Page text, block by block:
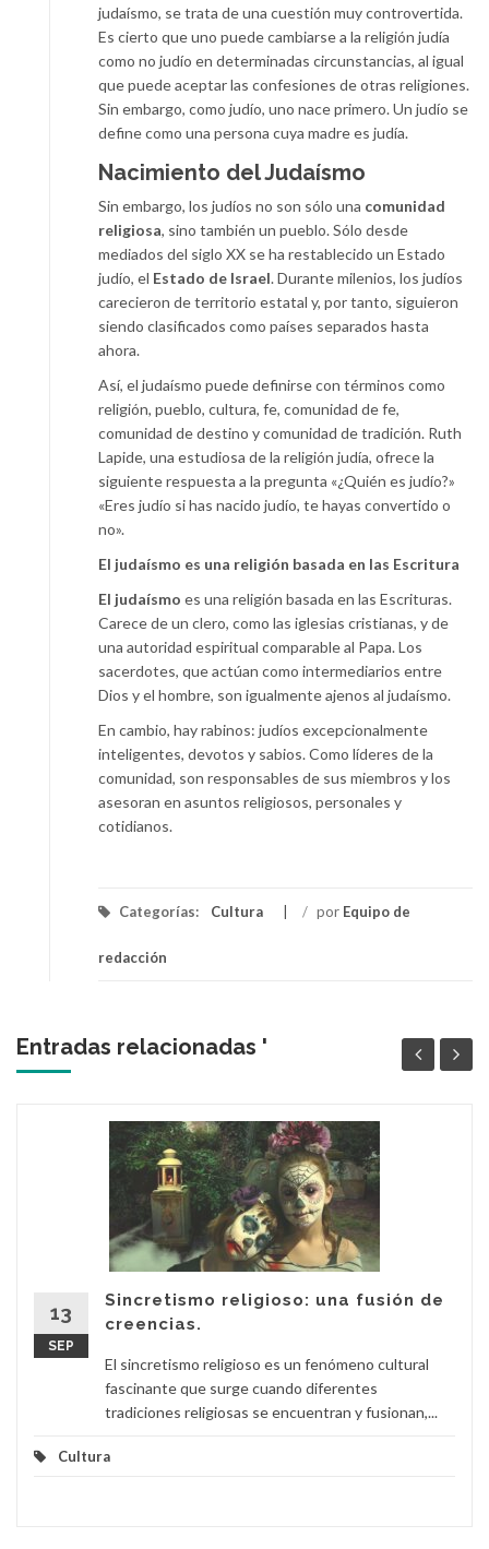
judaísmo, se trata de una cuestión muy controvertida.
Es cierto que uno puede cambiarse a la religión judía
como no judío en determinadas circunstancias, al igual
que puede aceptar las confesiones de otras religiones.
Sin embargo, como judío, uno nace primero. Un judío se
define como una persona cuya madre es judía.
Nacimiento del Judaísmo
Sin embargo, los judíos no son sólo una comunidad
religiosa, sino también un pueblo. Sólo desde
mediados del siglo XX se ha restablecido un Estado
judío, el Estado de Israel. Durante milenios, los judíos
carecieron de territorio estatal y, por tanto, siguieron
siendo clasificados como países separados hasta
ahora.
Así, el judaísmo puede definirse con términos como
religión, pueblo, cultura, fe, comunidad de fe,
comunidad de destino y comunidad de tradición. Ruth
Lapide, una estudiosa de la religión judía, ofrece la
siguiente respuesta a la pregunta «¿Quién es judío?»
«Eres judío si has nacido judío, te hayas convertido o
no».
El judaísmo es una religión basada en las Escritura
El judaísmo es una religión basada en las Escrituras.
Carece de un clero, como las iglesias cristianas, y de
una autoridad espiritual comparable al Papa. Los
sacerdotes, que actúan como intermediarios entre
Dios y el hombre, son igualmente ajenos al judaísmo.
En cambio, hay rabinos: judíos excepcionalmente
inteligentes, devotos y sabios. Como líderes de la
comunidad, son responsables de sus miembros y los
asesoran en asuntos religiosos, personales y
cotidianos.
Categorías: Cultura / por Equipo de
redacción
Entradas relacionadas '
13
SEP
Sincretismo religioso: una fusión de
creencias.
El sincretismo religioso es un fenómeno cultural
fascinante que surge cuando diferentes
tradiciones religiosas se encuentran y fusionan,...
Cultura